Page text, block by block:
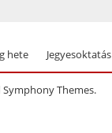
hete Jegyesoktatás
Themes.